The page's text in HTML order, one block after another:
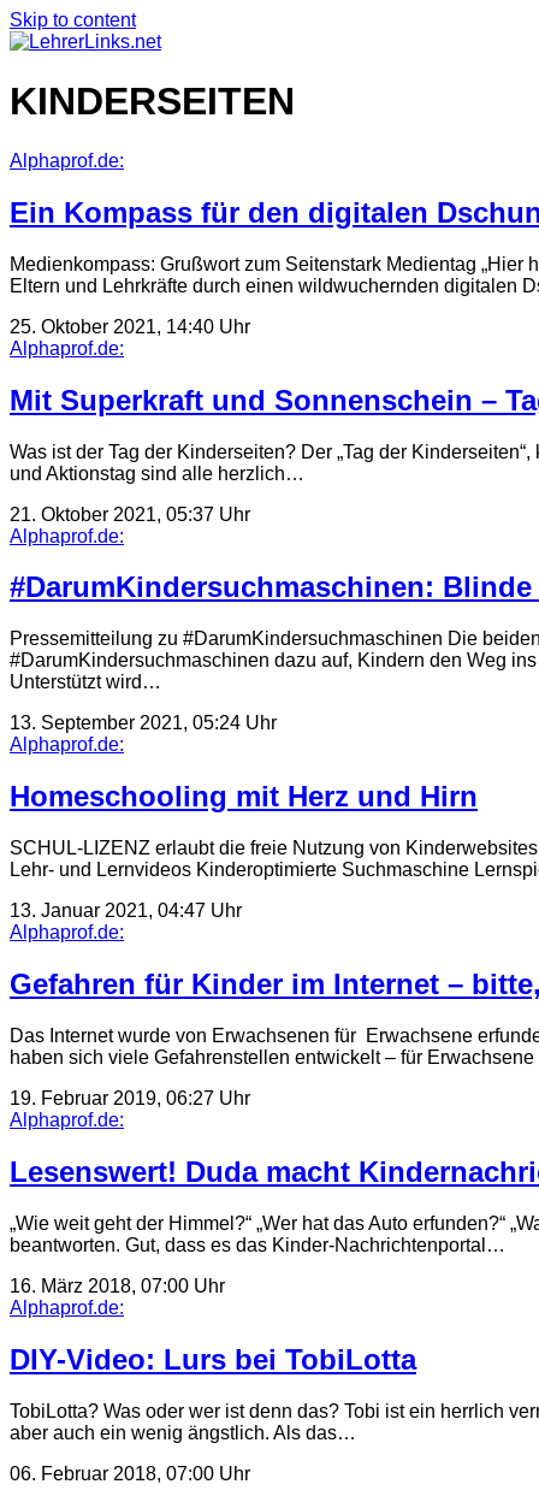
Skip to content
KINDERSEITEN
Alphaprof.de:
Ein Kompass für den digitalen
Medienkompass: Grußwort zum Seitenstark Medientag
Eltern und Lehrkräfte durch einen wildwuchernden digitalen
25. Oktober 2021, 14:40 Uhr
Alphaprof.de:
Mit Superkraft und Sonnenschein –
Was ist der Tag der Kinderseiten? Der „Tag der
und Aktionstag sind alle herzlich…
21. Oktober 2021, 05:37 Uhr
Alphaprof.de:
#DarumKindersuchmaschinen:
Pressemitteilung zu #DarumKindersuchmaschinen Die
#DarumKindersuchmaschinen dazu auf, Kindern den Weg
Unterstützt wird…
13. September 2021, 05:24 Uhr
Alphaprof.de:
Homeschooling mit Herz und Hirn
SCHUL-LIZENZ erlaubt die freie Nutzung von
Lehr- und Lernvideos Kinderoptimierte Suchmaschine
13. Januar 2021, 04:47 Uhr
Alphaprof.de:
Gefahren für Kinder im Internet –
Das Internet wurde von Erwachsenen für Erwachsene
haben sich viele Gefahrenstellen entwickelt – für
19. Februar 2019, 06:27 Uhr
Alphaprof.de:
Lesenswert! Duda macht
„Wie weit geht der Himmel?“ „Wer hat das Auto erfunden?“
beantworten. Gut, dass es das Kinder-Nachrichtenportal…
16. März 2018, 07:00 Uhr
Alphaprof.de:
DIY-Video: Lurs bei TobiLotta
TobiLotta? Was oder wer ist denn das? Tobi ist ein herrlich
aber auch ein wenig ängstlich. Als das…
06. Februar 2018, 07:00 Uhr